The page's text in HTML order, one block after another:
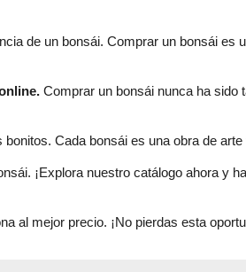
de un bonsái. Comprar un bonsái
Comprar un bonsái nunca ha sido
Cada bonsái es una obra de
¡Explora nuestro catálogo ahora y
al mejor precio. ¡No pierdas esta